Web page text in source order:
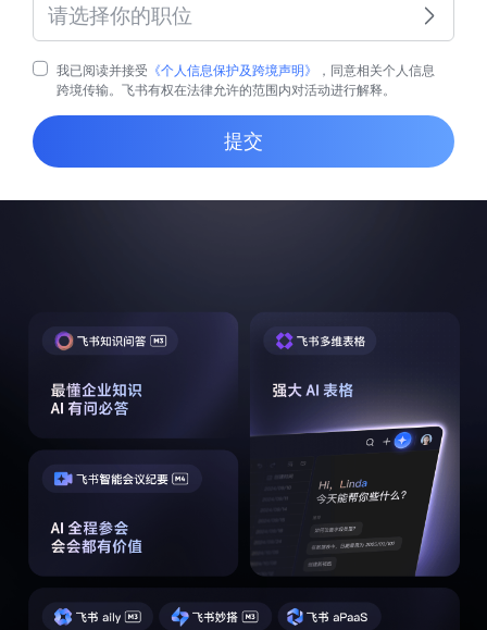
请选择你的职位
我已阅读并接受 《个人信息保护及跨境声明》
，同意相关个人信息
跨境传输。飞书有权在法律允许的范围内对活动进行解释。
提交